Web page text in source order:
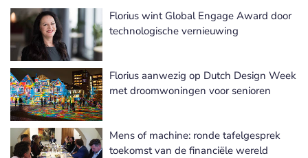
Florius wint Global Engage Award door
technologische vernieuwing
Florius aanwezig op Dutch Design Week
met droomwoningen voor senioren
Mens of machine: ronde tafelgesprek
toekomst van de financiële wereld